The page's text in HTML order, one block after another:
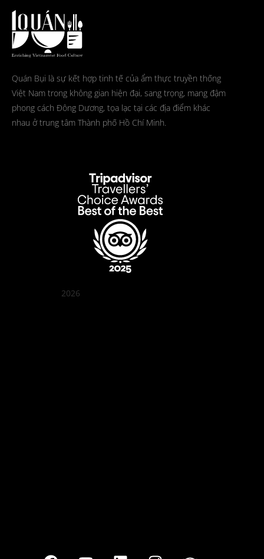
Quán Bụi là sự kết hợp tinh tế của ẩm thực truyền thống
Việt Nam trong không gian hiện đại, sang trọng, mang đậm
phong cách Đông Dương, tọa lạc tại các địa điểm khác
nhau ở trung tâm Thành phố Hồ Chí Minh.
2026